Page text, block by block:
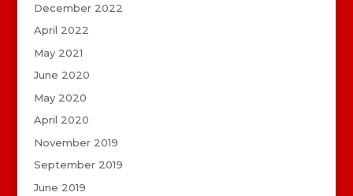
December 2022
April 2022
May 2021
June 2020
May 2020
April 2020
November 2019
September 2019
June 2019